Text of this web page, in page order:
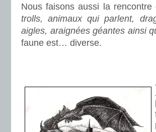
Nous faisons aussi la
trolls, animaux qui parlent,
aigles, araignées géantes ainsi
faune est… diverse.